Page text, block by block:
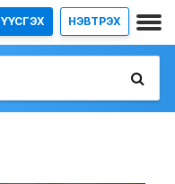
ҮҮСГЭХ НЭВТРЭХ